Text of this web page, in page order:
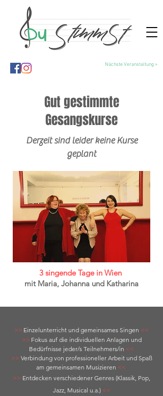
Nächste Veranstaltung >
Gut gestimmte
Gesangskurse
Derzeit sind leider keine Kurse
geplant
3 singende Tage in Wien
mit Maria, Johanna und Katharina
>> Einzelunterricht und gemeinsames Singen <<
>> Fokus auf die individuellen Anlagen und
Bedürfnisse jeder/s Teilnehmers/in <<
>> Verbindung von professioneller Arbeit und Spaß
am gemeinsamen Musizieren <<
>> Entdecken verschiedener Genres (Klassik, Pop,
Jazz, Musical u.a.) <<